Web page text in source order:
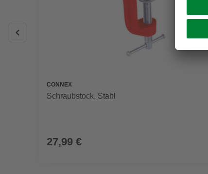
CONNEX
Schraubstock, Stahl
27,99 €